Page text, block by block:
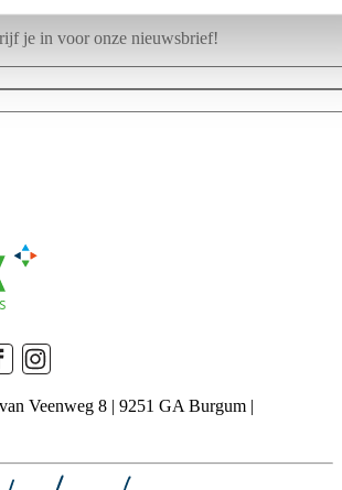
je in voor onze nieuwsbrief!
Veenweg 8 | 9251 GA Burgum |